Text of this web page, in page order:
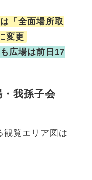
「全面場所取
変更
広場は前日17
我孫子会
観覧エリア図は